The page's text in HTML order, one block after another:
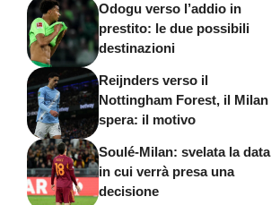
Odogu verso l’addio in
prestito: le due possibili
destinazioni
Reijnders verso il
Nottingham Forest, il Milan
spera: il motivo
Soulé-Milan: svelata la data
in cui verrà presa una
decisione